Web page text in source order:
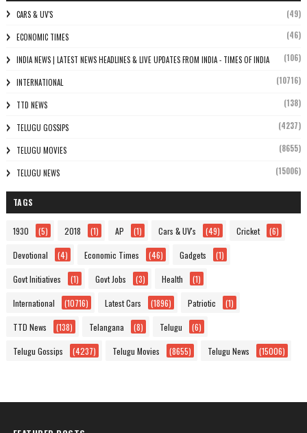
CARS & UV'S (49)
ECONOMIC TIMES (46)
INDIA NEWS | LATEST NEWS HEADLINES & LIVE UPDATES FROM INDIA - TIMES OF INDIA (106)
INTERNATIONAL (10716)
TTD NEWS (138)
TELUGU GOSSIPS (4237)
TELUGU MOVIES (8655)
TELUGU NEWS (15006)
TAGS
1930 (5) 2018 (1) AP (1) Cars & UV's (49) Cricket (6)
Devotional (4) Economic Times (46) Gadgets (1)
Govt Initiatives (1) Govt Jobs (3) Health (1)
International (10716) Latest Cars (1896) Patriotic (1)
TTD News (138) Telangana (8) Telugu (6)
Telugu Gossips (4237) Telugu Movies (8655) Telugu News (15006)